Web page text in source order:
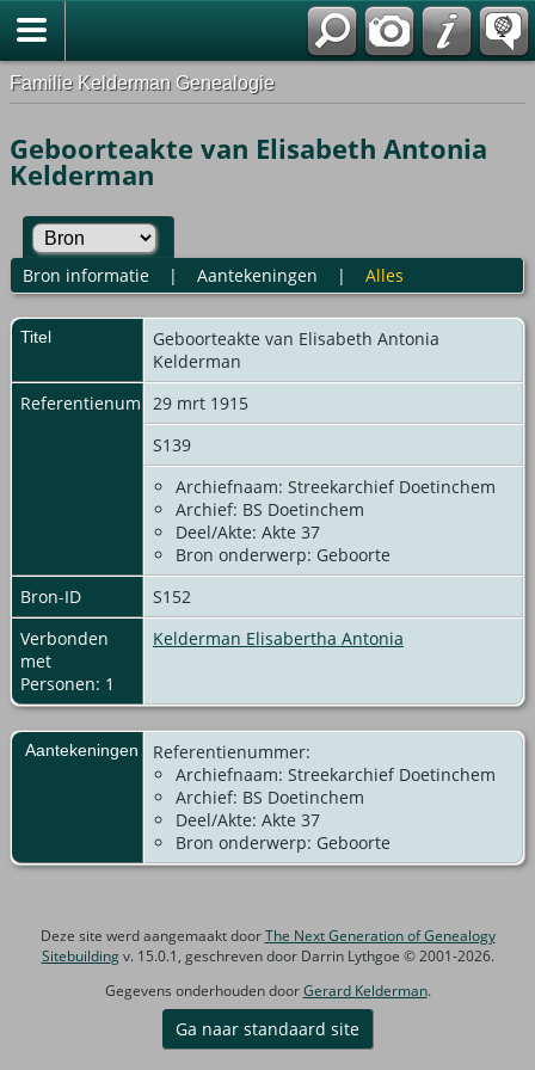
Familie Kelderman Genealogie
Geboorteakte van Elisabeth Antonia
Kelderman
Bron informatie| Aantekeningen | Alles
Titel
Geboorteakte van Elisabeth Antonia
Kelderman
Referentienummer29 mrt 1915
S139
Archiefnaam: Streekarchief Doetinchem
Archief: BS Doetinchem
Deel/Akte: Akte 37
Bron onderwerp: Geboorte
Bron-ID
S152
Verbonden
met
Personen: 1
Kelderman Elisabertha Antonia
Aantekeningen
Referentienummer:
Archiefnaam: Streekarchief Doetinchem
Archief: BS Doetinchem
Deel/Akte: Akte 37
Bron onderwerp: Geboorte
Deze site werd aangemaakt doorThe Next Generation of Genealogy
Sitebuildingv. 15.0.1, geschreven door Darrin Lythgoe © 2001-2026.
Gegevens onderhouden doorGerard Kelderman.
Ga naar standaard site